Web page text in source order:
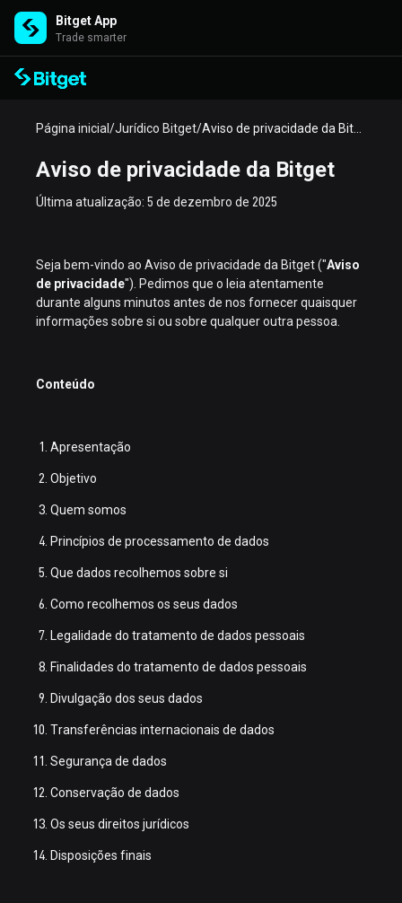
Bitget App
Trade smarter
Página inicial /Jurídico Bitget/
Aviso de privacidade da Bitget
Última atualização: 5 de dezembro de 2025
Seja bem-vindo ao Aviso de privacidade da Bitget ("Aviso
de privacidade"). Pedimos que o leia atentamente
durante alguns minutos antes de nos fornecer quaisquer
informações sobre si ou sobre qualquer outra pessoa.
Conteúdo
Apresentação
Objetivo
Quem somos
Princípios de processamento de dados
Que dados recolhemos sobre si
Como recolhemos os seus dados
Legalidade do tratamento de dados pessoais
Finalidades do tratamento de dados pessoais
Divulgação dos seus dados
Transferências internacionais de dados
Segurança de dados
Conservação de dados
Os seus direitos jurídicos
Disposições finais